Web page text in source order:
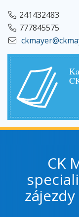
241432483
777845575
CK